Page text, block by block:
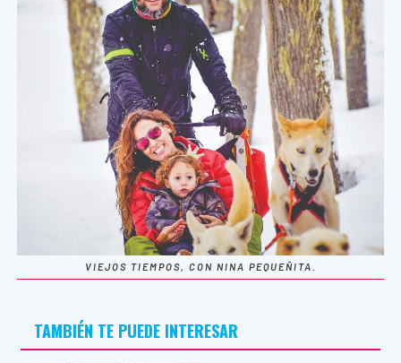
VIEJOS TIEMPOS, CON NINA PEQUEÑITA.
TAMBIÉN TE PUEDE INTERESAR